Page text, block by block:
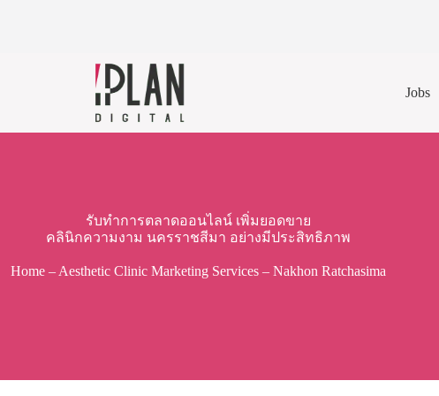
Jobs
รับทำการตลาดออนไลน์ เพิ่มยอดขาย
คลินิกความงาม นครราชสีมา อย่างมีประสิทธิภาพ
Home– Aesthetic Clinic Marketing Services– Nakhon Ratchasima